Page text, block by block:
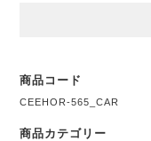
商品コード
CEEHOR-565_CAR
商品カテゴリー